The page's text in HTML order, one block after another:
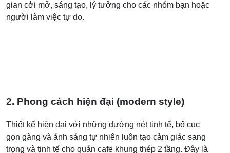
gian cởi mở, sáng tạo, lý tưởng cho các nhóm bạn hoặc
người làm việc tự do.
2. Phong cách hiện đại (modern style)
Thiết kế hiện đại với những đường nét tinh tế, bố cục
gọn gàng và ánh sáng tự nhiên luôn tạo cảm giác sang
trọng và tinh tế cho quán cafe khung thép 2 tầng. Đây là